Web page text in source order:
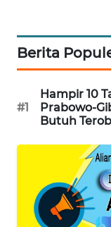
Berita
#1
Hampir 10
Prabowo-
Butuh
HUMBANG
NEWS
GARONGGANG
NEWS
ENERGI
NEWS